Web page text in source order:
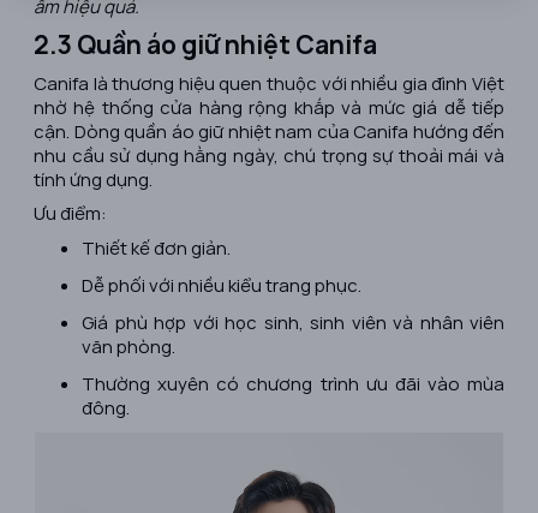
ấm hiệu quả.
2.3 Quần áo giữ nhiệt Canifa
Canifa là thương hiệu quen thuộc với nhiều gia đình Việt
nhờ hệ thống cửa hàng rộng khắp và mức giá dễ tiếp
cận. Dòng quần áo giữ nhiệt nam của Canifa hướng đến
nhu cầu sử dụng hằng ngày, chú trọng sự thoải mái và
tính ứng dụng.
Ưu điểm:
Thiết kế đơn giản.
Dễ phối với nhiều kiểu trang phục.
Giá phù hợp với học sinh, sinh viên và nhân viên
văn phòng.
Thường xuyên có chương trình ưu đãi vào mùa
đông.